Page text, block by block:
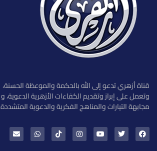
قناة أزهري تدعو إلى الله بالحكمة والموعظة الحسنة،
وتعمل على إبراز وتقديم الكفاءات الأزهرية الدعوية، و
مجابهة التيارات والمناهج الفكرية والدعوية المتشددة